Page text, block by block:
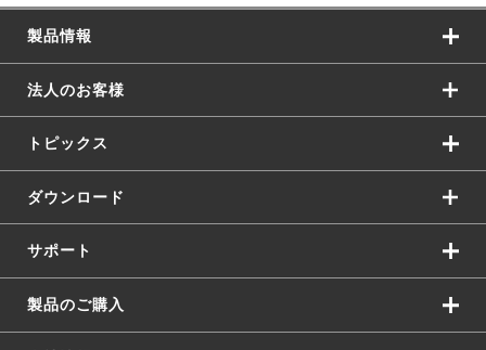
製品情報
法人のお客様
トピックス
ダウンロード
サポート
製品のご購入